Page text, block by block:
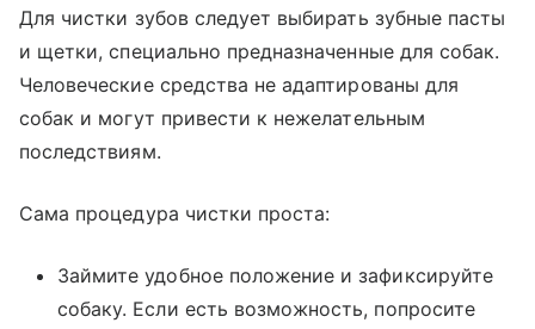
Для чистки зубов следует выбирать зубные пасты
и щетки, специально предназначенные для собак.
Человеческие средства не адаптированы для
собак и могут привести к нежелательным
последствиям.
Сама процедура чистки проста:
Займите удобное положение и зафиксируйте
собаку. Если есть возможность, попросите